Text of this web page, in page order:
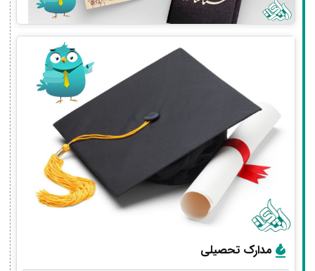
مدارک تحصیلی